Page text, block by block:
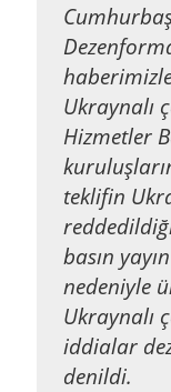
Ukraynalı
Hizmetler
teklifin
basın
nedeniyle
Ukraynalı
iddialar
denildi.